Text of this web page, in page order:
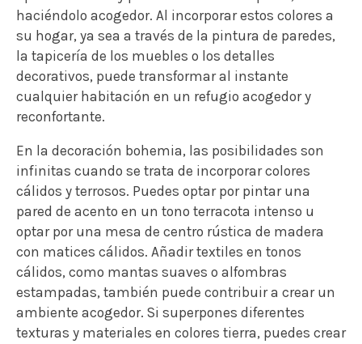
haciéndolo acogedor. Al incorporar estos colores a
su hogar, ya sea a través de la pintura de paredes,
la tapicería de los muebles o los detalles
decorativos, puede transformar al instante
cualquier habitación en un refugio acogedor y
reconfortante.
En la decoración bohemia, las posibilidades son
infinitas cuando se trata de incorporar colores
cálidos y terrosos. Puedes optar por pintar una
pared de acento en un tono terracota intenso u
optar por una mesa de centro rústica de madera
con matices cálidos. Añadir textiles en tonos
cálidos, como mantas suaves o alfombras
estampadas, también puede contribuir a crear un
ambiente acogedor. Si superpones diferentes
texturas y materiales en colores tierra, puedes crear